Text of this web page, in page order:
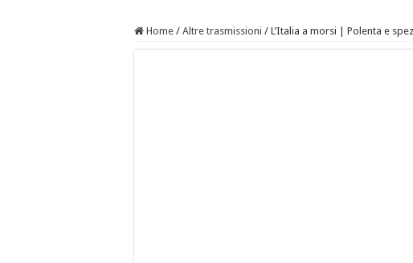
Home / Altre trasmissioni / L’Italia a morsi | Polenta e